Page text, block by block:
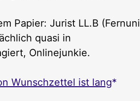
Papier: Jurist LL.B (Fernuni
quasi in
Onlinejunkie.
Wunschzettel ist lang